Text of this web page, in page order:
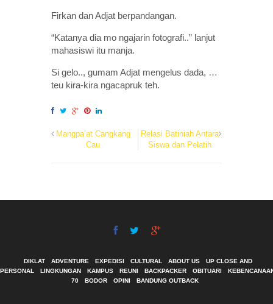
Firkan dan Adjat berpandangan.
“Katanya dia mo ngajarin fotografi..” lanjut
mahasiswi itu manja.
Si gelo.., gumam Adjat mengelus dada, …
teu kira-kira ngacapruk teh.
Mangpa’at Cangkang
Cau
Relasi Batiniah Antara
Siswa dan Pelatih
DIKLAT ADVENTURE EXPEDISI CULTURAL ABOUT US
UP CLOSE AND
PERSONAL
LINGKUNGAN KAMPUS REUNI BACKPACKER OBITUARI
70
BODOR OPINI BANDUNG OUTBACK